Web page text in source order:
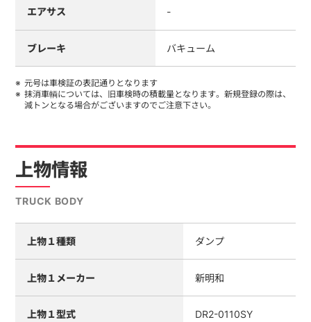
エアサス -
ブレーキ バキューム
元号は車検証の表記通りとなります
抹消車輌については、旧車検時の積載量となります。新規登録の際は、
減トンとなる場合がございますのでご注意下さい。
上物情報
TRUCK BODY
上物１種類 ダンプ
上物１メーカー 新明和
上物１型式 DR2-0110SY